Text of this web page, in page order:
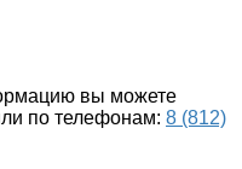
вы можете
по телефонам: 8 (812)